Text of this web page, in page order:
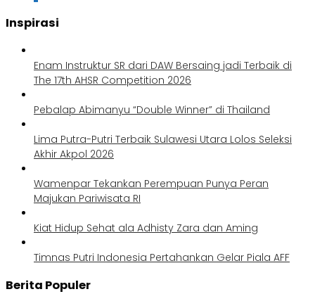
Inspirasi
Enam Instruktur SR dari DAW Bersaing jadi Terbaik di
The 17th AHSR Competition 2026
Pebalap Abimanyu “Double Winner” di Thailand
Lima Putra-Putri Terbaik Sulawesi Utara Lolos Seleksi
Akhir Akpol 2026
Wamenpar Tekankan Perempuan Punya Peran
Majukan Pariwisata RI
Kiat Hidup Sehat ala Adhisty Zara dan Aming
Timnas Putri Indonesia Pertahankan Gelar Piala AFF
Berita Populer